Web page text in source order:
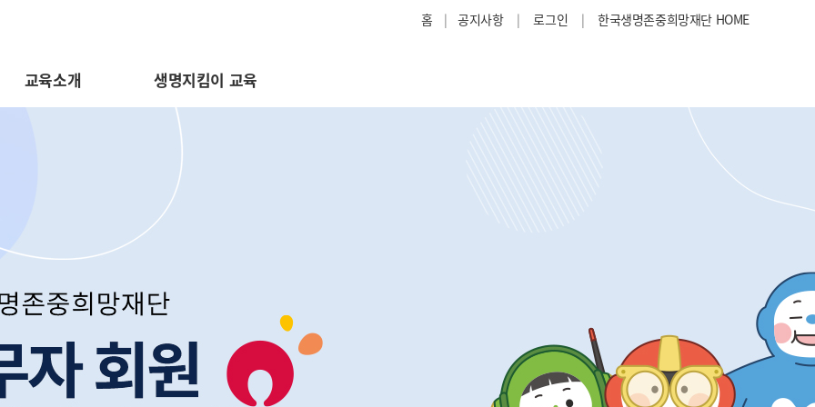
홈 | 공지사항 | 로그인 | 한국생명존중희망재단 HOME
교육소개 생명지킴이 교육